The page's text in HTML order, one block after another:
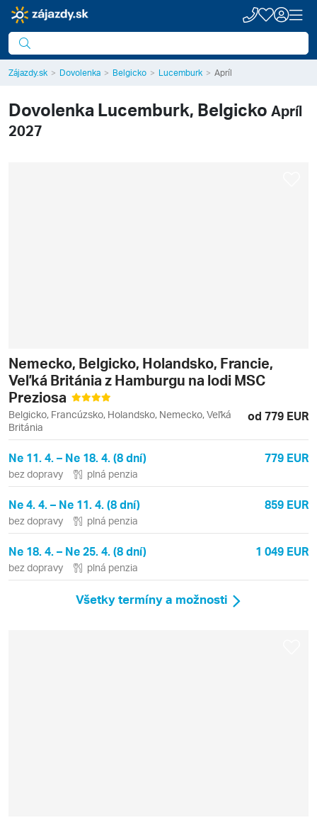
Zájazdy.sk Dovolenka Belgicko Lucemburk Apríl
Dovolenka Lucemburk, Belgicko Apríl
2027
Nemecko, Belgicko, Holandsko, Francie,
Veľká Británia z Hamburgu na lodi MSC
Preziosa
Belgicko, Francúzsko, Holandsko, Nemecko, Veľká
Británia
od 779 EUR
Ne 11. 4. – Ne 18. 4. (8 dní) 779 EUR
bez dopravy plná penzia
Ne 4. 4. – Ne 11. 4. (8 dní) 859 EUR
bez dopravy plná penzia
Ne 18. 4. – Ne 25. 4. (8 dní) 1 049 EUR
bez dopravy plná penzia
Všetky termíny a možnosti